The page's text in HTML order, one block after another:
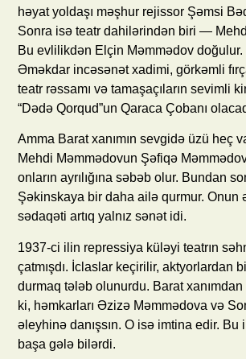
həyat yoldaşı məşhur rejissor Şəmsi
Sonra isə teatr dahilərindən biri —
Bu evlilikdən Elçin Məmmədov
Əməkdar incəsənət xadimi, görkəmli
teatr rəssamı və tamaşaçıların sevimli
“Dədə Qorqud”un Qaraca Çobanı
Amma Barat xanımın sevgidə üzü heç
Mehdi Məmmədovun Şəfiqə
onların ayrılığına səbəb olur. Bundan
Şəkinskaya bir daha ailə qurmur. Onun
sədaqəti artıq yalnız sənət idi.
1937-ci ilin repressiya küləyi teatrın
çatmışdı. İclaslar keçirilir, aktyorlardan
durmaq tələb olunurdu. Barat
ki, həmkarları Əzizə Məmmədova və
əleyhinə danışsın. O isə imtina edir. Bu
başa gələ bilərdi.